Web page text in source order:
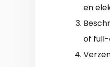
en
of